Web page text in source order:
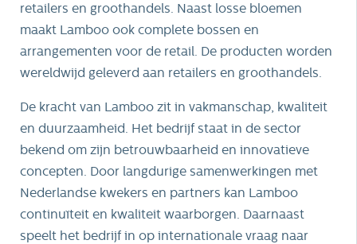
retailers en groothandels. Naast losse bloemen
maakt Lamboo ook complete bossen en
arrangementen voor de retail. De producten worden
wereldwijd geleverd aan retailers en groothandels.
De kracht van Lamboo zit in vakmanschap, kwaliteit
en duurzaamheid. Het bedrijf staat in de sector
bekend om zijn betrouwbaarheid en innovatieve
concepten. Door langdurige samenwerkingen met
Nederlandse kwekers en partners kan Lamboo
continuïteit en kwaliteit waarborgen. Daarnaast
speelt het bedrijf in op internationale vraag naar